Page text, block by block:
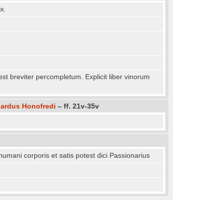
breviter percompletum. Explicit liber vinorum
Honofredi – ff. 21v-35v
corporis et satis potest dici Passionarius